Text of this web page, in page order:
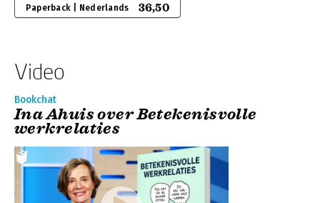
Paperback | Nederlands 36,50
Video
Bookchat
Ina Ahuis over Betekenisvolle
werkrelaties